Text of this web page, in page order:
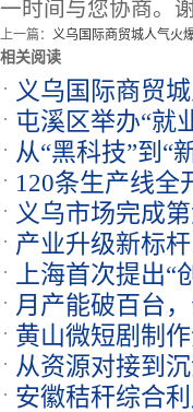
一时间与您协商。
上一篇： 义乌国际商贸城人气火
相关阅读
义乌国际商贸
屯溪区举办“就
从“黑科技”到“
买单
120条生产线全
力赶订单
义乌市场完成
产业升级新标
上海首次提出
月产能破百台
黄山微短剧制
从资源对接到
安徽秸秆综合